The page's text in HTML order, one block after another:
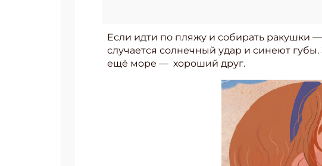
Если идти по пляжу и собирать ракушки
случается солнечный удар и синеют
ещё море — хороший друг.